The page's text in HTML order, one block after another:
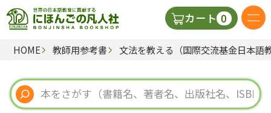
カート 0
日本語の教科書
視聴覚・補助教材
HOME 教師用参考書 文法を教える（国際交流基金日本語